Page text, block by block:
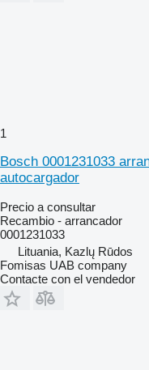
1
Bosch 0001231033
autocargador
Precio a consultar
Recambio - arrancador
0001231033
Lituania, Kazlų Rūdos
Fomisas UAB company
Contacte con el vendedor